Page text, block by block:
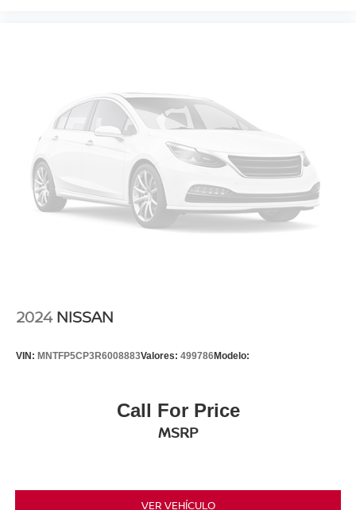
2024 NISSAN
VIN: MNTFP5CP3R6008883Valores: 499786Modelo:
Call For Price
MSRP
VER VEHÍCULO